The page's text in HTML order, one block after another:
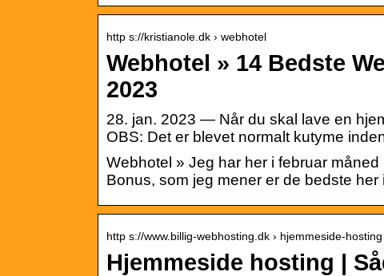
http s://kristianole.dk › webhotel
Webhotel » 14 Bedste
2023
28. jan. 2023 — Når du skal lave en
OBS: Det er blevet normalt kutyme
Webhotel » Jeg har her i februar
Bonus, som jeg mener er de bedste
http s://www.billig-webhosting.dk › hjemmeside-hosting
Hjemmeside hosting |